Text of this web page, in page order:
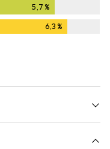
5,7 %
6,3%